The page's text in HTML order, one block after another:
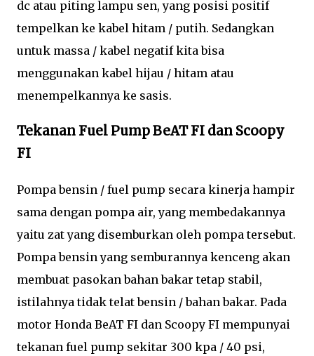
dc atau piting lampu sen, yang posisi positif
tempelkan ke kabel hitam / putih. Sedangkan
untuk massa / kabel negatif kita bisa
menggunakan kabel hijau / hitam atau
menempelkannya ke sasis.
Tekanan Fuel Pump BeAT FI dan Scoopy
FI
Pompa bensin / fuel pump secara kinerja hampir
sama dengan pompa air, yang membedakannya
yaitu zat yang disemburkan oleh pompa tersebut.
Pompa bensin yang semburannya kenceng akan
membuat pasokan bahan bakar tetap stabil,
istilahnya tidak telat bensin / bahan bakar. Pada
motor Honda BeAT FI dan Scoopy FI mempunyai
tekanan fuel pump sekitar 300 kpa / 40 psi,